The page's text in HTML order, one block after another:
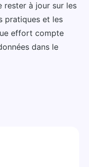
rester à jour sur les
pratiques et les
effort compte
dans le